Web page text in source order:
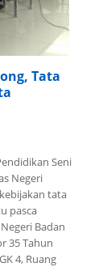
Tata
Seni
Negeri
tata
pasca
Badan
35 Tahun
4, Ruang